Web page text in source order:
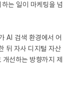
는 일이 마케팅을 넘
AI 검색 환경에서 어
뒤 자사 디지털 자산
선하는 방향까지 제